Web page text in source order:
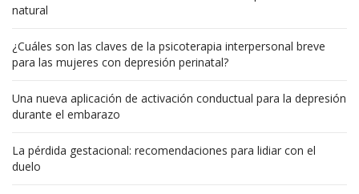
natural
¿Cuáles son las claves de la psicoterapia interpersonal breve
para las mujeres con depresión perinatal?
Una nueva aplicación de activación conductual para la depresión
durante el embarazo
La pérdida gestacional: recomendaciones para lidiar con el
duelo